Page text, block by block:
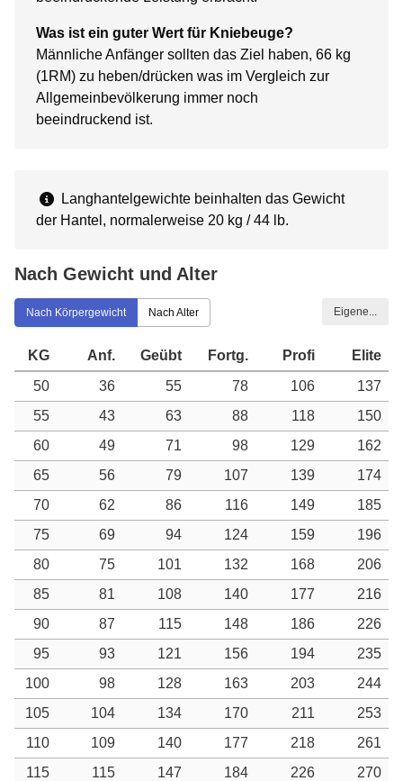
Was ist ein guter Wert für Kniebeuge?
Männliche Anfänger sollten das Ziel haben, 66 kg
(1RM) zu heben/drücken was im Vergleich zur
Allgemeinbevölkerung immer noch
beeindruckend ist.
Langhantelgewichte beinhalten das Gewicht
der Hantel, normalerweise 20 kg / 44 lb.
Nach Gewicht und Alter
Nach Körpergewicht Nach Alter Eigene...
KG Anf. Geübt Fortg. Profi
Elite
50
36 55 78 106
137
55
43 63 88 118
150
60
49 71 98 129
162
65
56 79 107 139
174
70
62 86 116 149
185
75
69 94 124 159
196
80
75 101 132 168
206
85
81 108 140 177
216
90
87 115 148 186
226
95
93 121 156 194
235
100
98 128 163 203
244
105
104 134 170 211
253
110
109 140 177 218
261
115
115 147 184 226
270